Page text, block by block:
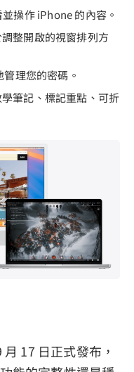
操作 iPhone 的內容。
整開啟的視窗排列方
理您的密碼。
筆記、標記重點、可折
17 日正式發布，